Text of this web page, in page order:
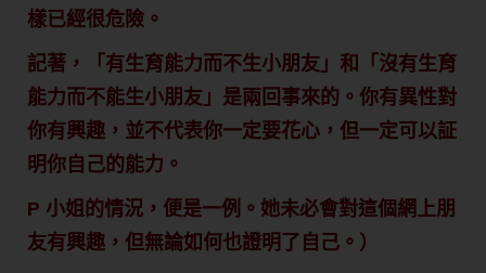
樣已經很危險。
記著，「有生育能力而不生小朋友」和「沒有生育
能力而不能生小朋友」是兩回事來的。你有異性對
你有興趣，並不代表你一定要花心，但一定可以証
明你自己的能力。
P 小姐的情況，便是一例。她未必會對這個網上朋
友有興趣，但無論如何也證明了自己。）